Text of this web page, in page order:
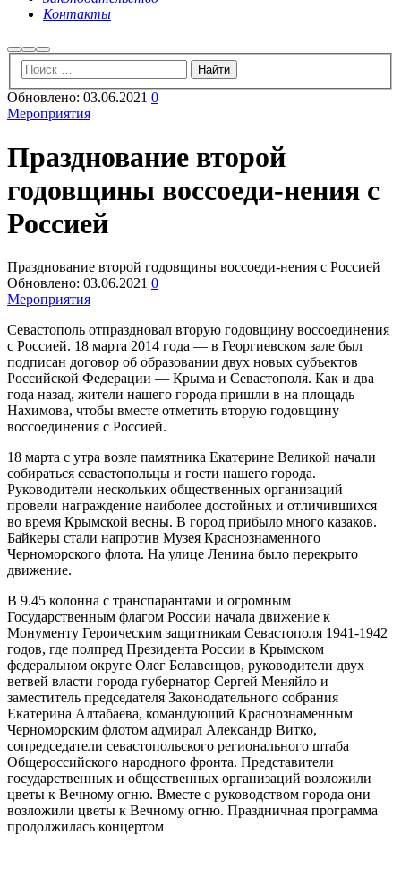
Контакты
НайтиБольше
информации
Главное
меню
Обновлено: 03.06.2021 0
Мероприятия
Празднование второй
годовщины воссоеди-нения с
Россией
Празднование второй годовщины воссоеди-нения с Россией
Обновлено: 03.06.2021 0
Мероприятия
Севастополь отпраздновал вторую годовщину воссоединения
с Россией. 18 марта 2014 года — в Георгиевском зале был
подписан договор об образовании двух новых субъектов
Российской Федерации — Крыма и Севастополя. Как и два
года назад, жители нашего города пришли в на площадь
Нахимова, чтобы вместе отметить вторую годовщину
воссоединения с Россией.
18 марта с утра возле памятника Екатерине Великой начали
собираться севастопольцы и гости нашего города.
Руководители нескольких общественных организаций
провели награждение наиболее достойных и отличившихся
во время Крымской весны. В город прибыло много казаков.
Байкеры стали напротив Музея Краснознаменного
Черноморского флота. На улице Ленина было перекрыто
движение.
В 9.45 колонна с транспарантами и огромным
Государственным флагом России начала движение к
Монументу Героическим защитникам Севастополя 1941-1942
годов, где полпред Президента России в Крымском
федеральном округе Олег Белавенцов, руководители двух
ветвей власти города губернатор Сергей Меняйло и
заместитель председателя Законодательного собрания
Екатерина Алтабаева, командующий Краснознаменным
Черноморским флотом адмирал Александр Витко,
сопредседатели севастопольского регионального штаба
Общероссийского народного фронта. Представители
государственных и общественных организаций возложили
цветы к Вечному огню. Вместе с руководством города они
возложили цветы к Вечному огню. Праздничная программа
продолжилась концертом